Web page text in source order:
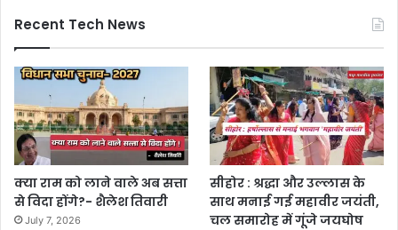
Recent Tech News
क्या राम को लाने वाले अब सत्ता
से विदा होंगे?- शैलेश तिवारी
July 7, 2026
सीहोर : श्रद्धा और उल्लास के
साथ मनाई गई महावीर जयंती,
चल समारोह में गूंजे जयघोष